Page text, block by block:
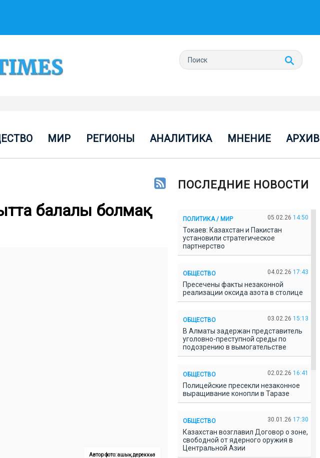
МИР РЕГИОНЫ АНАЛИТИКА МНЕНИЕ АРХИВ
балалы болмақ
Автор фото: ашық дереккөз
ПОСЛЕДНИЕ НОВОСТИ
ПОЛИТИКА / МИР 05.02.26 14:50
Токаев: Казахстан и Пакистан
установили стратегическое
партнерство
ОБЩЕСТВО 04.02.26 17:43
Пресечены факты незаконной
реализации оксида азота в столице
ОБЩЕСТВО 03.02.26 15:13
В Алматы задержан представитель
уголовно-преступной среды по
подозрению в вымогательстве
ОБЩЕСТВО 02.02.26 16:41
Полицейские пресекли незаконное
выращивание конопли в Таразе
ОБЩЕСТВО 30.01.26 17:30
Казахстан возглавил Договор о зоне,
свободной от ядерного оружия в
Центральной Азии